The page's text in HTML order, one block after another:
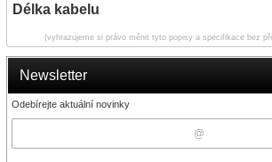
Newsletter
Odebírejte aktuální novinky
Délka kabelu
(vyhrazujeme si právo měnit tyto popisy a specifikace bez